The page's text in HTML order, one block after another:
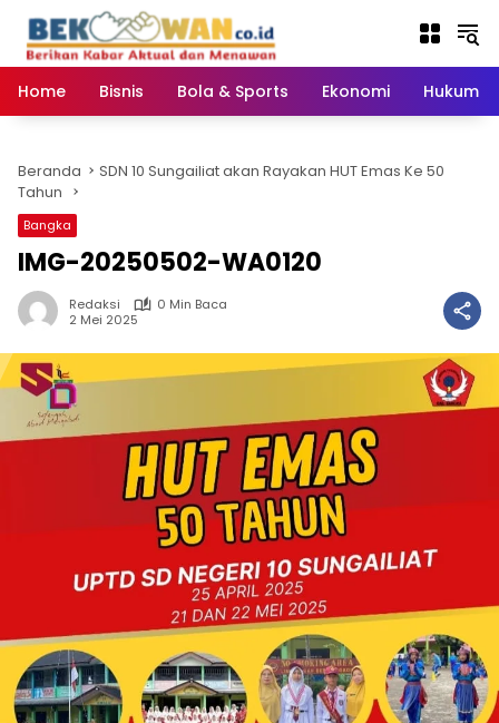
konten
Home
Bisnis Bola & Sports Ekonomi Hukum
Beranda
SDN 10 Sungailiat akan Rayakan HUT Emas Ke 50
Tahun
Bangka
IMG-20250502-WA0120
Redaksi
0 Min Baca
2 Mei 2025